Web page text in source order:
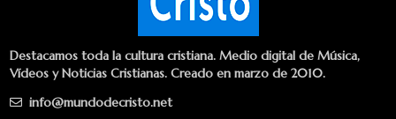
Destacamos toda la cultura cristiana. Medio digital de Música,
Vídeos y Noticias Cristianas. Creado en marzo de 2010.
info@mundodecristo.net